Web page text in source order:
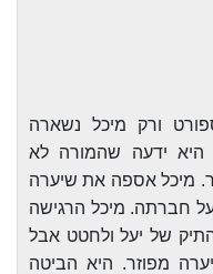
ורק מיכל נשארה
היא ידעה שהמורה לא
מיכל אספה את שיערה
חברתה. מיכל הרגישה
של יעל ולחטט אבל
מפוזר. היא הביטה